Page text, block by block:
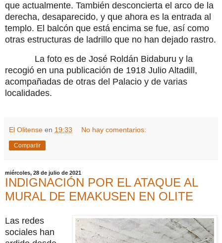
que actualmente. También desconcierta el arco de la
derecha, desaparecido, y que ahora es la entrada al
templo. El balcón que está encima se fue, así como
otras estructuras de ladrillo que no han dejado rastro.
La foto es de José Roldán Bidaburu y la
recogió en una publicación de 1918 Julio Altadill,
acompañadas de otras del Palacio y de varias
localidades.
El Olitense en 19:33 No hay comentarios:
Compartir
miércoles, 28 de julio de 2021
INDIGNACIÓN POR EL ATAQUE AL
MURAL DE EMAKUSEN EN OLITE
Las redes
sociales han